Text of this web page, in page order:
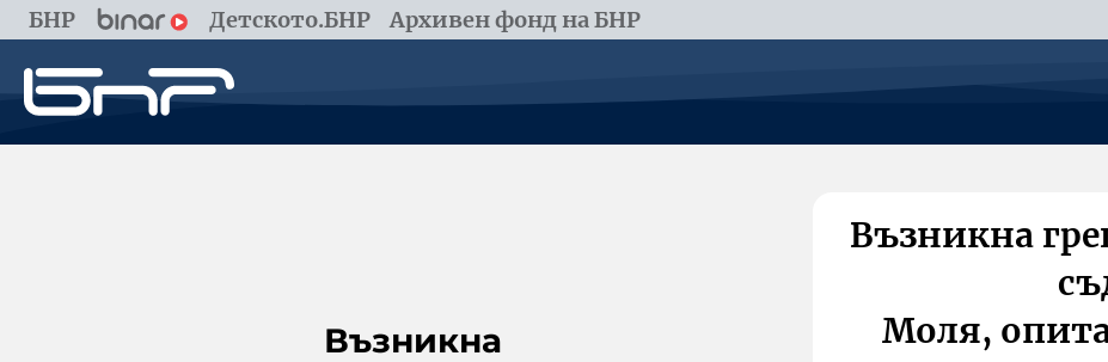
БНР Детското.БНР Архивен фонд на БНР
Възникна
Възникна
Моля,